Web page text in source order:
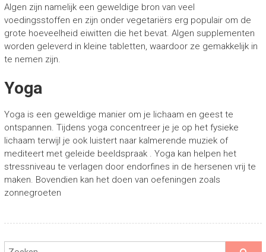
Algen zijn namelijk een geweldige bron van veel
voedingsstoffen en zijn onder vegetariërs erg populair om de
grote hoeveelheid eiwitten die het bevat. Algen supplementen
worden geleverd in kleine tabletten, waardoor ze gemakkelijk in
te nemen zijn.
Yoga
Yoga is een geweldige manier om je lichaam en geest te
ontspannen. Tijdens yoga concentreer je je op het fysieke
lichaam terwijl je ook luistert naar kalmerende muziek of
mediteert met geleide beeldspraak . Yoga kan helpen het
stressniveau te verlagen door endorfines in de hersenen vrij te
maken. Bovendien kan het doen van oefeningen zoals
zonnegroeten